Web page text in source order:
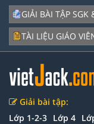
GIẢI BÀI TẬP SGK
TÀI LIỆU GIÁO
Giải bài tập:
Lớp 1-2-3 Lớp 4